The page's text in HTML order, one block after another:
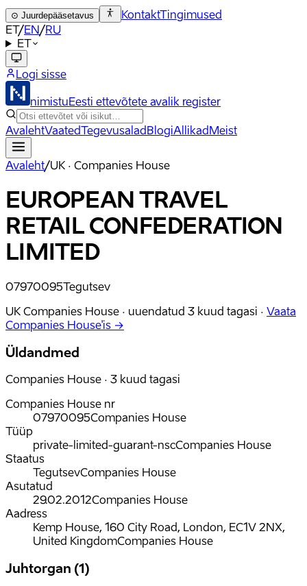
⊙ Juurdepääsetavus KontaktTingimused
ET/EN/RU
ET
Logi sisse
nimistuEesti ettevõtete avalik register
AvalehtVaatedTegevusaladBlogiAllikadMeist
Avaleht/UK · Companies House
EUROPEAN TRAVEL
RETAIL CONFEDERATION
LIMITED
07970095Tegutsev
UK Companies House · uuendatud 3 kuud tagasi · Vaata
Companies House'is →
Üldandmed
Companies House · 3 kuud tagasi
Companies House nr
07970095Companies House
Tüüp
private-limited-guarant-nscCompanies House
Staatus
TegutsevCompanies House
Asutatud
29.02.2012Companies House
Aadress
Kemp House, 160 City Road, London, EC1V 2NX,
United KingdomCompanies House
Juhtorgan (1)